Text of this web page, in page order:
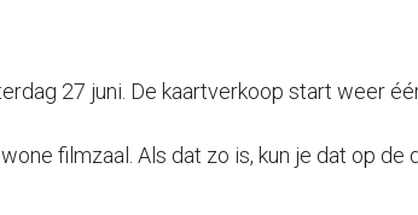
27 juni. De kaartverkoop start weer
filmzaal. Als dat zo is, kun je dat op de